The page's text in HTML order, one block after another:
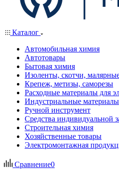
Каталог
Автомобильная химия
Автотовары
Бытовая химия
Изоленты, скотчи,
Крепеж, метизы, саморезы
Расходные материалы для
Индустриальные материалы
Ручной инструмент
Средства индивидуальной
Строительная химия
Хозяйственные товары
Электромонтажная
Сравнение0